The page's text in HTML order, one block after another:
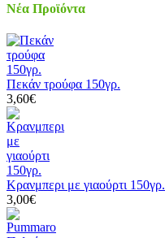
Νέα Προϊόντα
Πεκάν τρούφα 150γρ.
3,60€
Κρανμπερι με γιαούρτι 150γρ.
3,00€